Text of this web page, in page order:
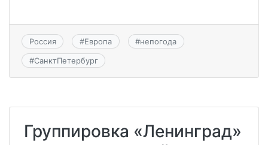
Россия #Европа #непогода
#СанктПетербург
Группировка «Ленинград»